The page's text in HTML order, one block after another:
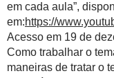
em cada aula”,
em:https://
Acesso em 19 de
Como trabalhar o
maneiras de tratar o